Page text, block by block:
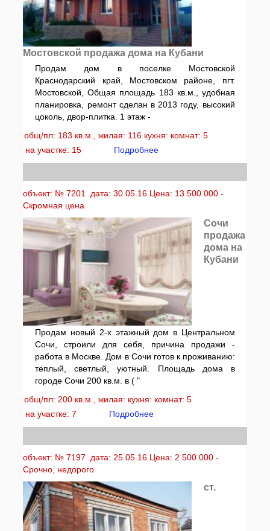
Мостовской продажа дома на Кубани
Продам дом в поселке Мостовской
Краснодарский край, Мостовском районе, пгт.
Мостовской, Общая площадь 183 кв.м., удобная
планировка, ремонт сделан в 2013 году, высокий
цоколь, двор-плитка. 1 этаж -
общ/пл: 183 кв.м., жилая: 116 кухня: комнат: 5
на участке: 15
Подробнее
объект: № 7201 дата: 30.05.16 Цена: 13 500 000 -
Скромная цена
Сочи
продажа
дома на
Кубани
Продам новый 2-х этажный дом в Центральном
Сочи, строили для себя, причина продажи -
работа в Москве. Дом в Сочи готов к проживанию:
теплый, светлый, уютный. Площадь дома в
городе Сочи 200 кв.м. в ( "
общ/пл: 200 кв.м., жилая: кухня: комнат: 5
на участке: 7
Подробнее
объект: № 7197 дата: 25.05.16 Цена: 2 500 000 -
Срочно, недорого
ст.